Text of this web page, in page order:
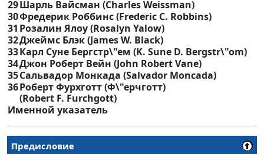
29Шарль Вайсман (Charles Weissman)
30Фредерик Роббинс (Frederic C. Robbins)
31 Розалин Ялоу (Rosalyn Yalow)
32Джеймс Блэк (James W. Black)
33Карл Суне Бергстр\"ем (K. Sune D. Bergstr\"om)
34Джон Роберт Вейн (John Robert Vane)
35Сальвадор Монкада (Salvador Moncada)
36Роберт Фурхготт (Ф\"ерчготт)
(Robert F. Furchgott)
Именной указатель
Предисловие